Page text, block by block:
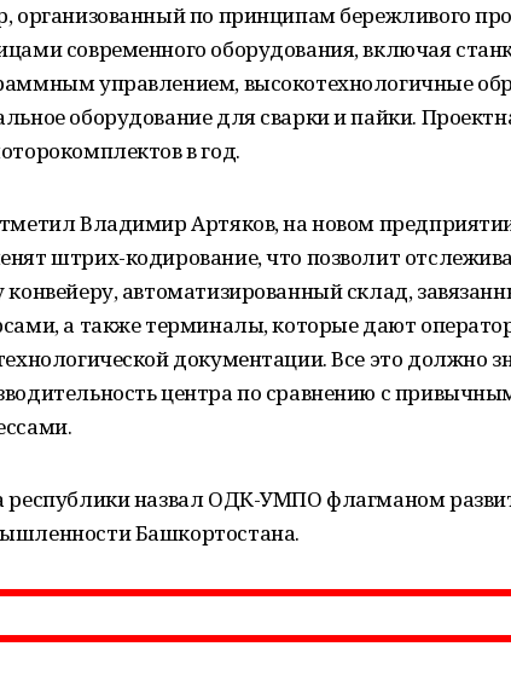
организованный по принципам бережливого
современного оборудования, включая
управлением, высокотехнологичные
оборудование для сварки и пайки.
в год.
Владимир Артяков, на новом
штрих-кодирование, что позволит
конвейеру, автоматизированный склад,
а также терминалы, которые дают
документации. Все это должно
центра по сравнению с
республики назвал ОДК-УМПО флагманом
Башкортостана.